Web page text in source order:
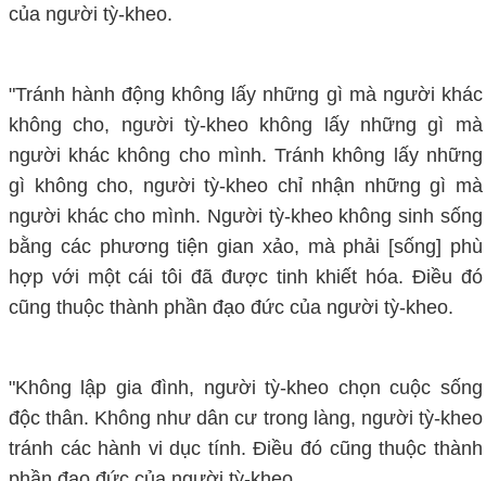
của người tỳ-kheo.
"Tránh hành động không lấy những gì mà người khác
không cho, người tỳ-kheo không lấy những gì mà
người khác không cho mình. Tránh không lấy những
gì không cho, người tỳ-kheo chỉ nhận những gì mà
người khác cho mình. Người tỳ-kheo không sinh sống
bằng các phương tiện gian xảo, mà phải [sống] phù
hợp với một cái tôi đã được tinh khiết hóa. Điều đó
cũng thuộc thành phần đạo đức của người tỳ-kheo.
"Không lập gia đình, người tỳ-kheo chọn cuộc sống
độc thân. Không như dân cư trong làng, người tỳ-kheo
tránh các hành vi dục tính. Điều đó cũng thuộc thành